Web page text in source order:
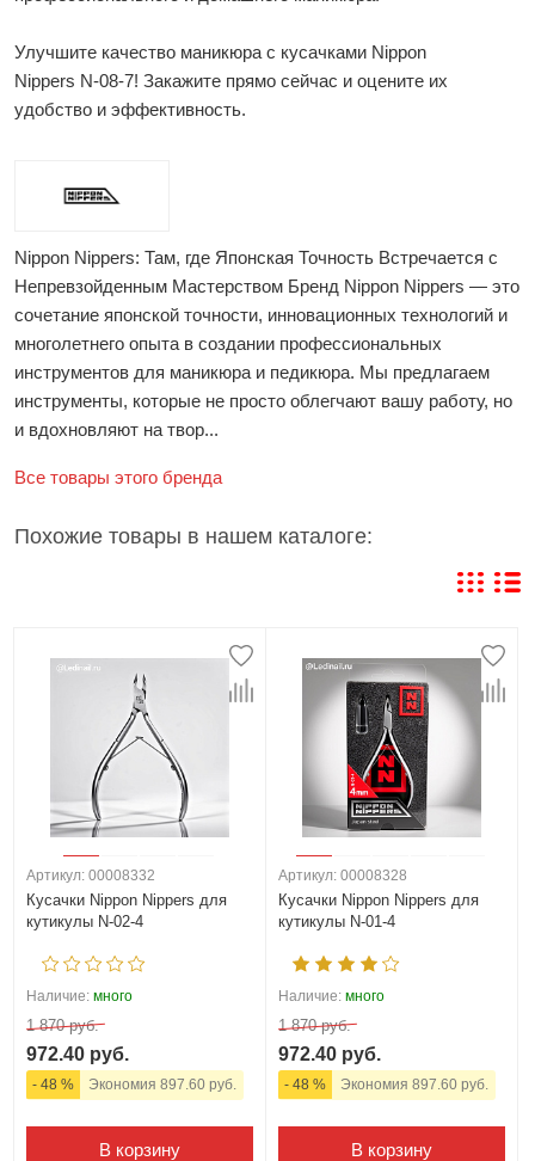
Улучшите качество маникюра с кусачками Nippon
Nippers N-08-7! Закажите прямо сейчас и оцените их
удобство и эффективность.
Nippon Nippers: Там, где Японская Точность Встречается с
Непревзойденным Мастерством Бренд Nippon Nippers — это
сочетание японской точности, инновационных технологий и
многолетнего опыта в создании профессиональных
инструментов для маникюра и педикюра. Мы предлагаем
инструменты, которые не просто облегчают вашу работу, но
и вдохновляют на твор...
Все товары этого бренда
Похожие товары в нашем каталоге:
Артикул: 00008332
Кусачки Nippon Nippers для
кутикулы N-02-4
Наличие: много
1 870 руб.
972.40 руб.
- 48 % Экономия 897.60 руб.
В корзину
Артикул: 00008328
Кусачки Nippon Nippers для
кутикулы N-01-4
Наличие: много
1 870 руб.
972.40 руб.
- 48 % Экономия 897.60 руб.
В корзину